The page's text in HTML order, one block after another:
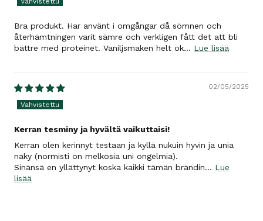
Bra produkt. Har använt i omgångar då sömnen och
återhämtningen varit sämre och verkligen fått det att bli
bättre med proteinet. Vaniljsmaken helt ok... Lue lisää
02/05/2025
Kerran tesminy ja hyvältä vaikuttaisi!
Kerran olen kerinnyt testaan ja kyllä nukuin hyvin ja unia
näky (normisti on melkosia uni ongelmia).
Sinänsä en yllättynyt koska kaikki tämän brändin... Lue
lisää